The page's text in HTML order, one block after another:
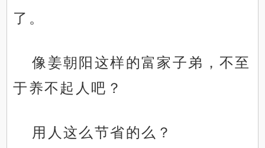
了。
像姜朝阳这样的富家子弟，不至
于养不起人吧？
用人这么节省的么？